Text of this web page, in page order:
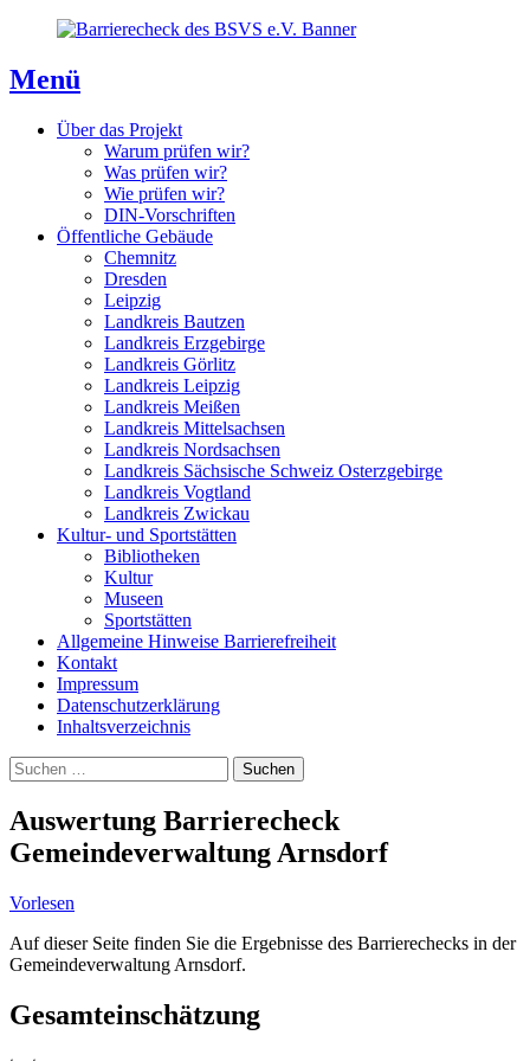
Inhaltsverzeichnis
Kontaktseite
Inhalt
Menü
Über das Projekt
Warum prüfen wir?
Was prüfen wir?
Wie prüfen wir?
DIN-Vorschriften
Öffentliche Gebäude
Chemnitz
Dresden
Leipzig
Landkreis Bautzen
Landkreis Erzgebirge
Landkreis Görlitz
Landkreis Leipzig
Landkreis Meißen
Landkreis Mittelsachsen
Landkreis Nordsachsen
Landkreis Sächsische Schweiz Osterzgebirge
Landkreis Vogtland
Landkreis Zwickau
Kultur- und Sportstätten
Bibliotheken
Kultur
Museen
Sportstätten
Allgemeine Hinweise Barrierefreiheit
Kontakt
Impressum
Datenschutzerklärung
Inhaltsverzeichnis
Suche
Suchen
nach:
Auswertung Barrierecheck
Gemeindeverwaltung Arnsdorf
Vorlesen
Auf dieser Seite finden Sie die Ergebnisse des Barrierechecks in der
Gemeindeverwaltung Arnsdorf.
Gesamteinschätzung